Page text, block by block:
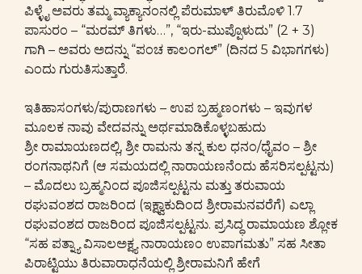
ಪಿಳ್ಳೈ ಅವರು ತಮ್ಮ ವ್ಯಾಕ್ಯಾನಂನಲ್ಲಿ ಪೆರುಮಾಳ್ ತಿರುಮೊಳಿ 1.7
ಪಾಸುರಂ – “ಮರಮ್ ತಿಗಳು…”, “ಇರು-ಮುಪ್ಪೊಳುದು” (2 + 3)
ಗಾಗಿ – ಅವರು ಅದನ್ನು “ಪಂಚ ಕಾಲಂಗಲ್” (ದಿನದ 5 ವಿಭಾಗಗಳು)
ಎಂದು ಗುರುತಿಸುತ್ತಾರೆ.
ಇತಿಹಾಸಂಗಳು/ಪುರಾಣಗಳು – ಉಪ ಬ್ರಹ್ಮಣಂಗಳು – ಇವುಗಳ
ಮೂಲಕ ನಾವು ವೇದವನ್ನು ಅರ್ಥಮಾಡಿಕೊಳ್ಳಬಹುದು
ಶ್ರೀ ರಾಮಾಯಣದಲ್ಲಿ, ಶ್ರೀ ರಾಮನು ತನ್ನ ಕುಲ ಧನಂ/ಧೈವಂ – ಶ್ರೀ
ರಂಗನಾಥನಿಗೆ (ಆ ಸಮಯದಲ್ಲಿ ನಾರಾಯಣನೆಂದು ಹೆಸರಿಸಲ್ಪಟ್ಟನು)
– ಮೊದಲು ಬ್ರಹ್ಮನಿಂದ ಪೂಜಿಸಲ್ಪಟ್ಟನು ಮತ್ತು ತರುವಾಯ
ರಘುವಂಶದ ರಾಜರಿಂದ (ಇಕ್ಷ್ವಾಕುದಿಂದ ಶ್ರೀರಾಮನವರೆಗೆ) ಎಲ್ಲಾ
ರಘುವಂಶದ ರಾಜರಿಂದ ಪೂಜಿಸಲ್ಪಟ್ಟನು. ಪ್ರಸಿದ್ಧ ರಾಮಾಯಣ ಶ್ಲೋಕ
“ಸಹ ಪತ್ನ್ಯಾ ವಿಸಾಲಅಕ್ಷ್ಯ ನಾರಾಯಣಂ ಉಪಾಗಮತು” ಸಹ ಸೀತಾ
ಪಿರಾಟ್ಟಿಯು ತಿರುವಾರಾಧನೆಯಲ್ಲಿ ಶ್ರೀರಾಮನಿಗೆ ಹೇಗೆ